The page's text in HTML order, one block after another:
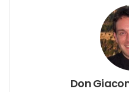
Don